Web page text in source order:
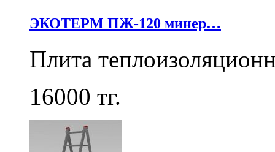
ЭКОТЕРМ ПЖ-120 минер…
Плита
16000 тг.